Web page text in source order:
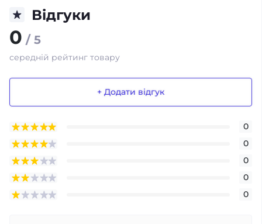
Відгуки
0 / 5
середній рейтинг товару
+ Додати відгук
0
0
0
0
0